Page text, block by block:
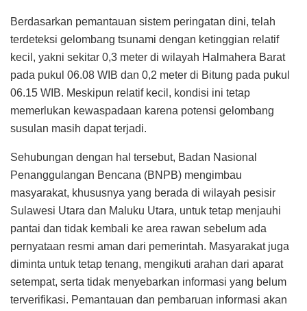
Berdasarkan pemantauan sistem peringatan dini, telah
terdeteksi gelombang tsunami dengan ketinggian relatif
kecil, yakni sekitar 0,3 meter di wilayah Halmahera Barat
pada pukul 06.08 WIB dan 0,2 meter di Bitung pada pukul
06.15 WIB. Meskipun relatif kecil, kondisi ini tetap
memerlukan kewaspadaan karena potensi gelombang
susulan masih dapat terjadi.
Sehubungan dengan hal tersebut, Badan Nasional
Penanggulangan Bencana (BNPB) mengimbau
masyarakat, khususnya yang berada di wilayah pesisir
Sulawesi Utara dan Maluku Utara, untuk tetap menjauhi
pantai dan tidak kembali ke area rawan sebelum ada
pernyataan resmi aman dari pemerintah. Masyarakat juga
diminta untuk tetap tenang, mengikuti arahan dari aparat
setempat, serta tidak menyebarkan informasi yang belum
terverifikasi. Pemantauan dan pembaruan informasi akan